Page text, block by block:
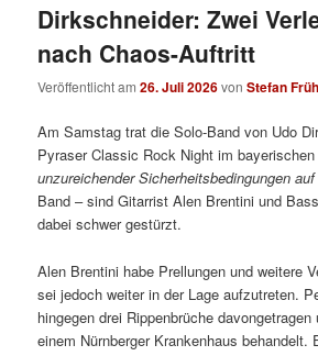
Dirkschneider: Zwei
nach Chaos-Auftritt
Veröffentlicht am26. Juli 2026vonStefan
Am Samstag trat die Solo-Band von Udo
Pyraser Classic Rock Night im
unzureichender Sicherheitsbedingungen auf
Band – sind Gitarrist Alen Brentini und
dabei schwer gestürzt.
Alen Brentini habe Prellungen und weitere
sei jedoch weiter in der Lage aufzutreten.
hingegen drei Rippenbrüche
einem Nürnberger Krankenhaus behandelt.